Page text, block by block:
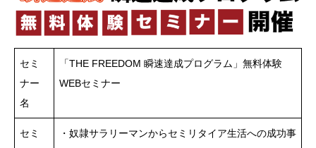
セミ
ナー
名
「THE FREEDOM 瞬速達成プログラム」無料体験
WEBセミナー
セミ
・奴隷サラリーマンからセミリタイア生活への成功事